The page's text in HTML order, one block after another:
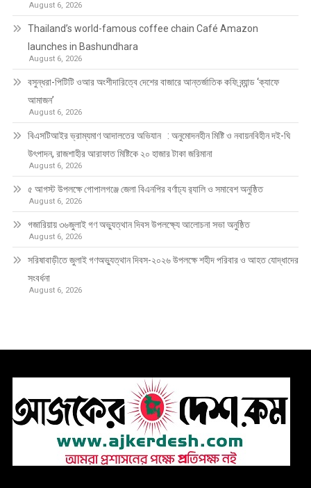
August 6, 2026
Thailand’s world-famous coffee chain Café Amazon
launches in Bashundhara
August 6, 2026
বসুন্ধরা-পিটিটি ওআর অংশীদারিত্বে দেশের বাজারে আন্তর্জাতিক কফি ব্র্যান্ড ‘ক্যাফে
আমাজন’
August 6, 2026
বিএসটিআইর ভ্রাম্যমাণ আদালতের অভিযান : অনুমোদনহীন মিষ্টি ও নবায়নবিহীন দই-ঘি
উৎপাদন, রাজশাহীর আরাফাত মিষ্টিকে ২০ হাজার টাকা জরিমানা
August 6, 2026
৫ আগস্ট উপলক্ষে গোপালগঞ্জে জেলা বিএনপির বর্ণাঢ্য র‍্যালি ও সমাবেশ অনুষ্ঠিত
August 6, 2026
গজারিয়ায় ৩৬জুলাই গণ অভ্যুত্থান দিবস উপলক্ষ্যে আলোচনা সভা অনুষ্ঠিত
August 6, 2026
সরিষাবাড়ীতে জুলাই গণঅভ্যুত্থান দিবস-২০২৬ উপলক্ষে শহীদ পরিবার ও আহত যোদ্ধাদের
সংবর্ধনা
August 6, 2026